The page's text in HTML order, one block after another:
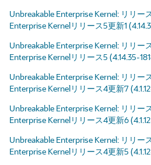
Unbreakable Enterprise Kernel: リリー
Enterprise Kernelリリース5更新1
Unbreakable Enterprise Kernel: リリー
Enterprise Kernelリリース5 (4.14.35-
Unbreakable Enterprise Kernel: リリー
Enterprise Kernelリリース4更新7
Unbreakable Enterprise Kernel: リリー
Enterprise Kernelリリース4更新6
Unbreakable Enterprise Kernel: リリー
Enterprise Kernelリリース4更新5